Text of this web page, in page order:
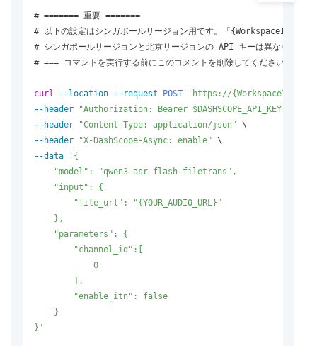
# ======= 重要 =======
# 以下の設定はシンガポールリージョン用です。「{WorkspaceId}」を
# シンガポールリージョンと北京リージョンの API キーは異なり
# === コマンドを実行する前にこのコメントを削除してください。===
curl --location --request POST
'https://
--header
"Authorization: Bearer $DASHSCOPE_API_KEY"
--header
"Content-Type: application/json"
--header
"X-DashScope-Async: enable"
--data
'{
    "model": "qwen3-asr-flash-filetrans",
    "input": {
        "file_url": "{YOUR_AUDIO_URL}"
    },
    "parameters": {
        "channel_id":[
            0
        ],
        "enable_itn": false
    }
}'